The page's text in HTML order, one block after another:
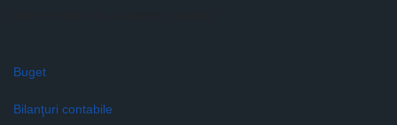
Buget
Bilanţuri contabile